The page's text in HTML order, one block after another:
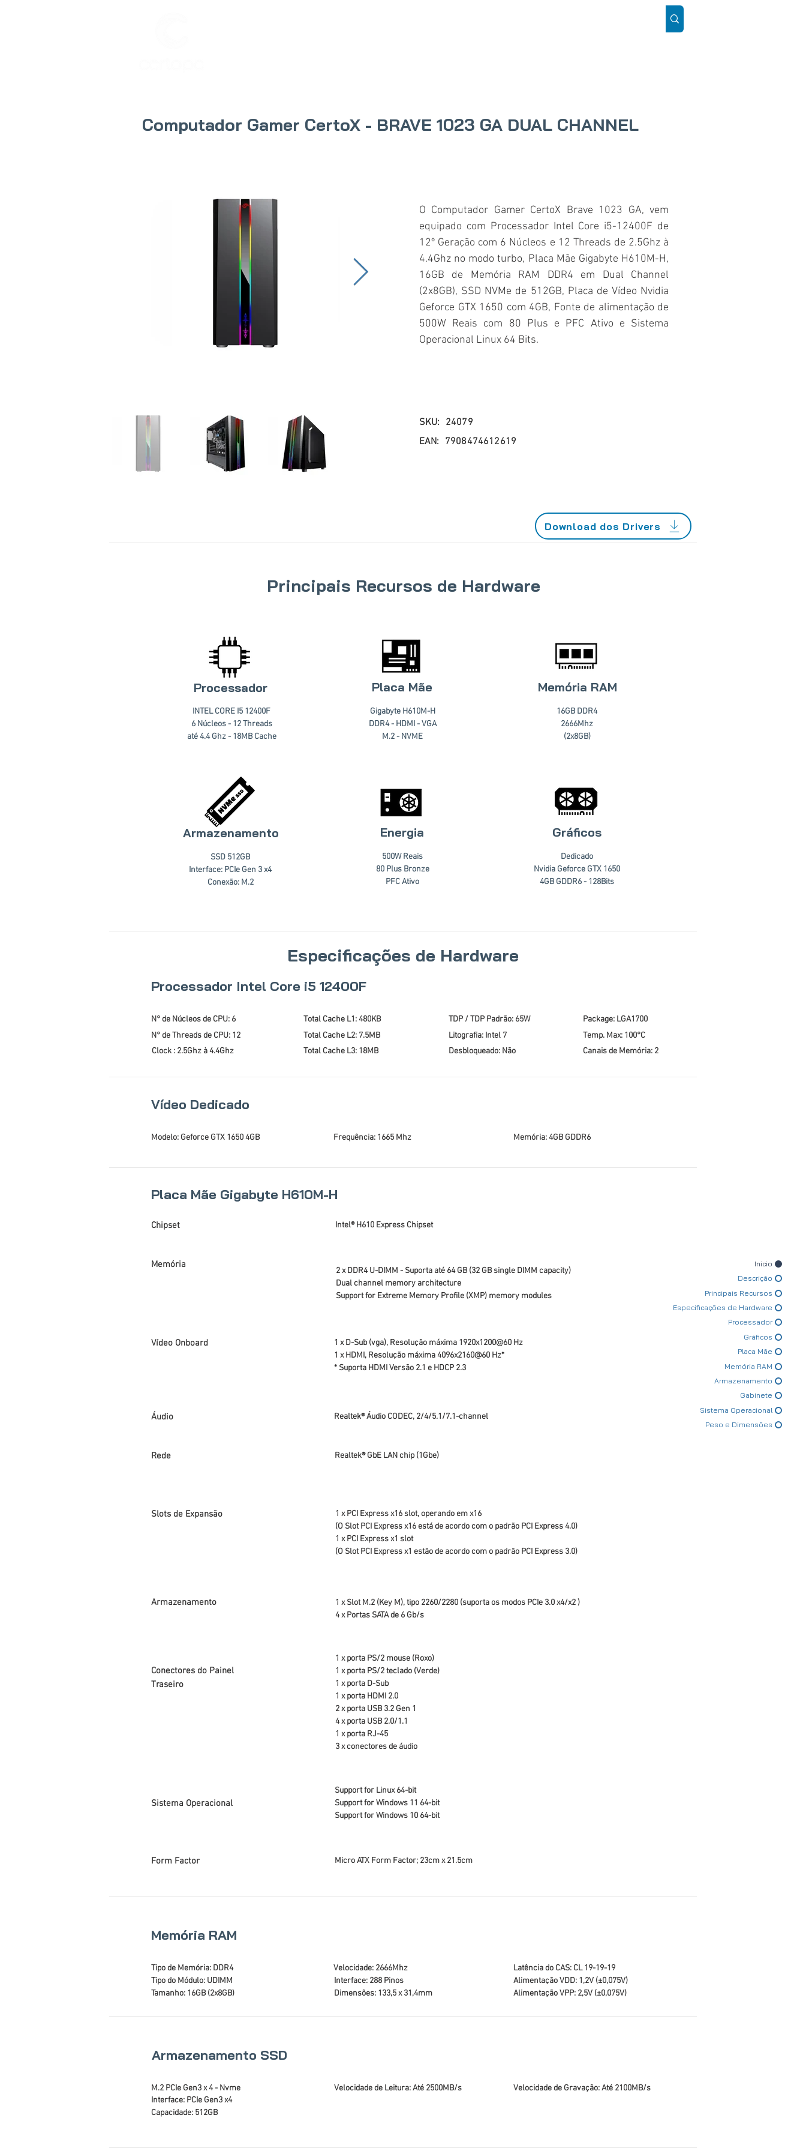
Inicio
Descrição
Principais Recursos
Especificações de Hardware
Processador
Gráficos
Placa Mãe
Memória RAM
Armazenamento
Gabinete
Sistema Operacional
Peso e Dimensões
Computador Gamer CertoX - BRAVE 1023 GA DUAL CHANNEL
O Computador Gamer CertoX Brave 1023 GA, vem
equipado com Processador Intel Core i5-12400F de
12º Geração com 6 Núcleos e 12 Threads de 2.5Ghz à
4.4Ghz no modo turbo, Placa Mãe Gigabyte H610M-H,
16GB de Memória RAM DDR4 em Dual Channel
(2x8GB), SSD NVMe de 512GB, Placa de Vídeo Nvidia
Geforce GTX 1650 com 4GB, Fonte de alimentação de
500W Reais com 80 Plus e PFC Ativo e Sistema
Operacional Linux 64 Bits.
SKU: 24079
EAN: 7908474612619
Download dos Drivers
Memória RAM
16GB DDR4
2666Mhz
(2x8GB)
Principais Recursos de Hardware
Processador
INTEL CORE I5 12400F
6 Núcleos - 12 Threads
até 4.4 Ghz - 18MB Cache
Armazenamento
SSD 512GB
Interface: PCIe Gen 3 x4
Conexão: M.2
Placa Mãe
Gigabyte H610M-H
DDR4 - HDMI - VGA
M.2 - NVME
Energia
500W Reais
80 Plus Bronze
PFC Ativo
Gráficos
Dedicado
Nvidia Geforce GTX 1650
4GB GDDR6 - 128Bits
Especificações de Hardware
Processador Intel Core i5 12400F
N° de Núcleos de CPU: 6
N° de Threads de CPU: 12
Clock : 2.5Ghz à 4.4Ghz
Total Cache L1: 480KB TDP / TDP Padrão: 65W
Package: LGA1700
Total Cache L2: 7.5MB
Total Cache L3: 18MB
Litografia: Intel 7
Temp. Max: 100°C
Desbloqueado: Não
Canais de Memória: 2
Vídeo Dedicado
Modelo: Geforce GTX 1650 4GB Frequência: 1665 Mhz Memória: 4GB GDDR6
Placa Mãe Gigabyte H610M-H
Chipset
Memória
Vídeo Onboard
Áudio
Rede
Slots de Expansão
Armazenamento
Conectores do Painel
Traseiro
Sistema Operacional
Form Factor
Intel® H610 Express Chipset
2 x DDR4 U-DIMM - Suporta até 64 GB (32 GB single DIMM capacity)
Dual channel memory architecture
Support for Extreme Memory Profile (XMP) memory modules
1 x D-Sub (vga), Resolução máxima 1920x1200@60 Hz
1 x HDMI, Resolução máxima 4096x2160@60 Hz*
* Suporta HDMI Versão 2.1 e HDCP 2.3
Realtek® Áudio CODEC, 2/4/5.1/7.1-channel
Realtek® GbE LAN chip (1Gbe)
1 x PCI Express x16 slot, operando em x16
(O Slot PCI Express x16 está de acordo com o padrão PCI Express 4.0)
1 x PCI Express x1 slot
(O Slot PCI Express x1 estão de acordo com o padrão PCI Express 3.0)
1 x Slot M.2 (Key M), tipo 2260/2280 (suporta os modos PCIe 3.0 x4/x2 )
4 x Portas SATA de 6 Gb/s
1 x porta PS/2 mouse (Roxo)
1 x porta PS/2 teclado (Verde)
1 x porta D-Sub
1 x porta HDMI 2.0
2 x porta USB 3.2 Gen 1
4 x porta USB 2.0/1.1
1 x porta RJ-45
3 x conectores de áudio
Support for Linux 64-bit
Support for Windows 11 64-bit
Support for Windows 10 64-bit
Micro ATX Form Factor; 23cm x 21.5cm
Memória RAM
Tipo de Memória: DDR4
Tipo do Módulo: UDIMM
Tamanho: 16GB (2x8GB)
Velocidade: 2666Mhz
Interface: 288 Pinos
Dimensões: 133,5 x 31,4mm
Latência do CAS: CL 19-19-19
Alimentação VDD: 1,2V (±0,075V)
Alimentação VPP: 2,5V (±0,075V)
Armazenamento SSD
M.2 PCIe Gen3 x 4 - Nvme
Interface: PCIe Gen3 x4
Capacidade: 512GB
Velocidade de Leitura: Até 2500MB/s Velocidade de Gravação: Até 2100MB/s